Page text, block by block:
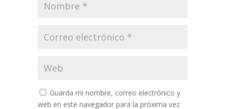
Guarda mi nombre, correo electrónico y
web en este navegador para la próxima vez